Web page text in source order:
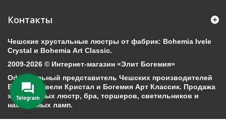
Контакты
Чешские хрустальные люстры от фабрик: Bohemia Ivele
Crystal и Bohemia Art Classic.
2009-2026 © Интернет-магазин «Элит Богемия»
Официальный представитель Чешских производителей
Богемия Ивели Кристал и Богемия Арт Классик. Продажа
хрустальных люстр, бра, торшеров, светильников и
настольных ламп.
Telegram